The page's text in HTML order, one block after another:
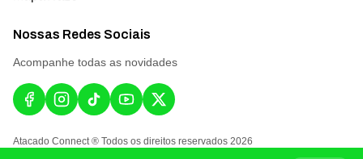
Nossas Redes Sociais
Acompanhe todas as novidades
Atacado Connect ® Todos os direitos reservados 2026